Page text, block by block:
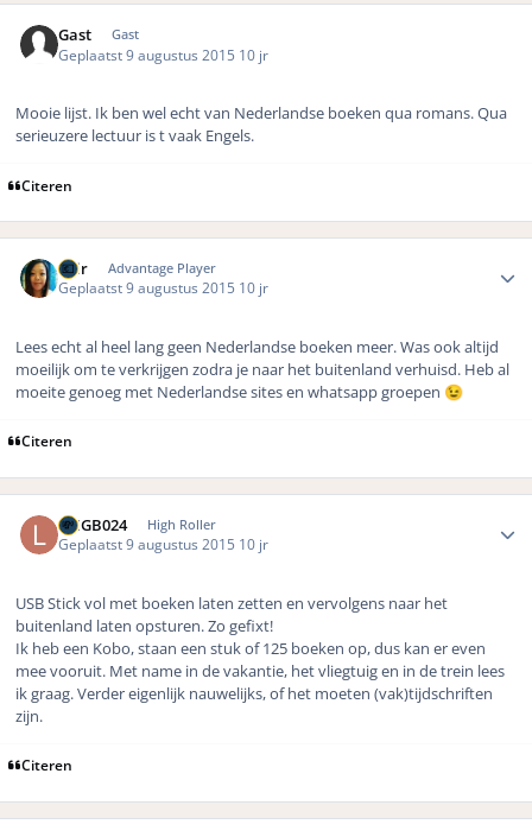
Gast Gast
Geplaatst9 augustus 2015 10 jr
Mooie lijst. Ik ben wel echt van Nederlandse boeken qua romans. Qua
serieuzere lectuur is t vaak Engels.
Citeren
Shir Advantage Player
Geplaatst9 augustus 2015 10 jr
Lees echt al heel lang geen Nederlandse boeken meer. Was ook altijd
moeilijk om te verkrijgen zodra je naar het buitenland verhuisd. Heb al
moeite genoeg met Nederlandse sites en whatsapp groepen 😉
Citeren
LMGB024 High Roller
Geplaatst9 augustus 2015 10 jr
USB Stick vol met boeken laten zetten en vervolgens naar het
buitenland laten opsturen. Zo gefixt!
Ik heb een Kobo, staan een stuk of 125 boeken op, dus kan er even
mee vooruit. Met name in de vakantie, het vliegtuig en in de trein lees
ik graag. Verder eigenlijk nauwelijks, of het moeten (vak)tijdschriften
zijn.
Citeren